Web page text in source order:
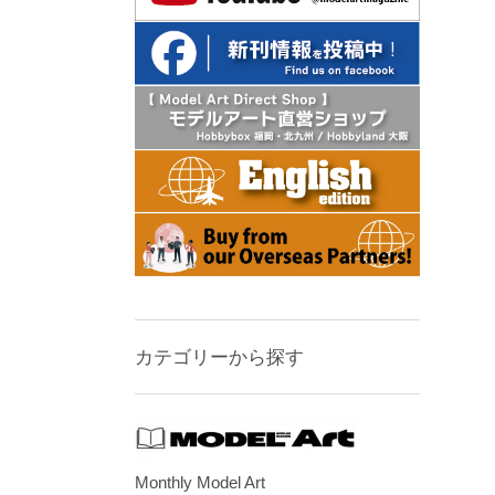
カテゴリーから探す
Monthly Model Art